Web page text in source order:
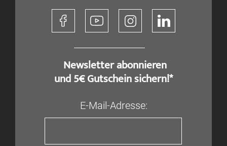
​ Newsletter abonnieren
und 5€ Gutschein sichern!*
E-Mail-Adresse: